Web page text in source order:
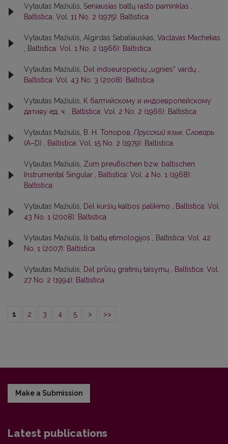
Vytautas Mažiulis, Seniausias baltų rašto paminklas ,
Baltistica: Vol. 11 No. 2 (1975): Baltistica
Vytautas Mažiulis, Algirdas Sabaliauskas, Vaclavas Machekas
, Baltistica: Vol. 1 No. 2 (1966): Baltistica
Vytautas Mažiulis, Dėl indoeuropiečių „ugnies“ vardų ,
Baltistica: Vol. 43 No. 3 (2008): Baltistica
Vytautas Mažiulis, К балтийскому и индоевропейскому
дативу ед. ч. , Baltistica: Vol. 2 No. 2 (1966): Baltistica
Vytautas Mažiulis, В. Н. Топоров, Прусский язык. Словарь
(А–D) , Baltistica: Vol. 15 No. 2 (1979): Baltistica
Vytautas Mažiulis, Zum preußischen bzw. baltischen
Instrumental Singular , Baltistica: Vol. 4 No. 1 (1968):
Baltistica
Vytautas Mažiulis, Dėl kuršių kalbos palikimo , Baltistica: Vol.
43 No. 1 (2008): Baltistica
Vytautas Mažiulis, Iš baltų etimologijos , Baltistica: Vol. 42
No. 1 (2007): Baltistica
Vytautas Mažiulis, Dėl prūsų grafinių taisymų , Baltistica: Vol.
27 No. 2 (1994): Baltistica
1 2 3 4 5 > >>
Make a Submission
Latest publications